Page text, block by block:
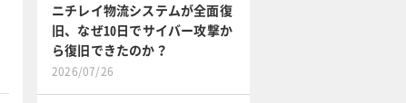
ニチレイ物流システムが全面復
旧、なぜ10日でサイバー攻撃か
ら復旧できたのか？
2026/07/26